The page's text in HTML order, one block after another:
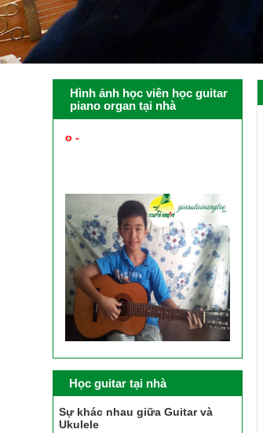
Hình ảnh học viên học guitar
piano organ tại nhà
o -
Học guitar tại nhà
Sự khác nhau giữa Guitar và
Ukulele